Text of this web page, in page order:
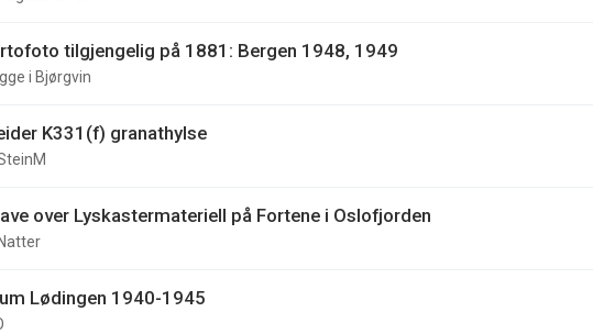
tilgjengelig på 1881: Bergen 1948, 1949
i Bjørgvin
K331(f) granathylse
over Lyskastermateriell på Fortene i Oslofjorden
Natter
Lødingen 1940-1945